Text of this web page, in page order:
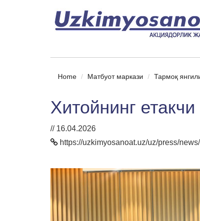
Home Матбуот маркази Тармоқ
Хитойнинг
// 16.04.2026
https://uzkimyosanoat.uz/uz/press/